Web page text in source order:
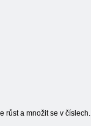
růst a množit se v číslech.